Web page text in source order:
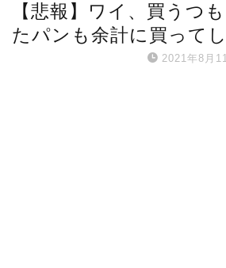
【悲報】ワイ、買うつ
たパンも余計に買って
2021年8月